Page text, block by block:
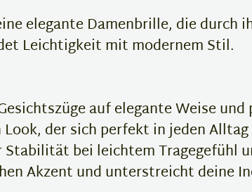
elegante Damenbrille, die durch
Leichtigkeit mit modernem Stil.
auf elegante Weise
der sich perfekt in jeden
Stabilität bei leichtem Tragegefühl
Akzent und unterstreicht deine